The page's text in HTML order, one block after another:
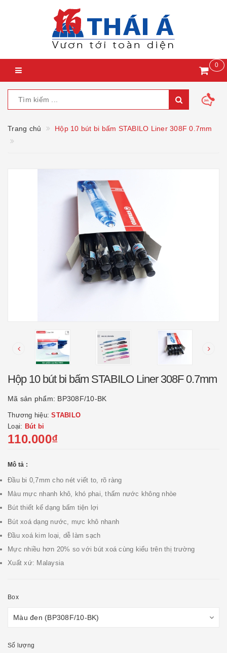
0
Trang chủ Hộp 10 bút bi bấm STABILO Liner 308F 0.7mm
Hộp 10 bút bi bấm STABILO Liner 308F 0.7mm
Mã sản phẩm: BP308F/10-BK
Thương hiệu:STABILO
Loại: Bút bi
110.000₫
Mô tả :
Đầu bi 0,7mm cho nét viết to, rõ ràng
Màu mực nhanh khô, khó phai, thấm nước không nhòe
Bút thiết kế dạng bấm tiện lợi
Bút xoá dạng nước, mực khô nhanh
Đầu xoá kim loại, dễ làm sạch
Mực nhiều hơn 20% so với bút xoá cùng kiểu trên thị trường
Xuất xứ: Malaysia
Box
Số lượng